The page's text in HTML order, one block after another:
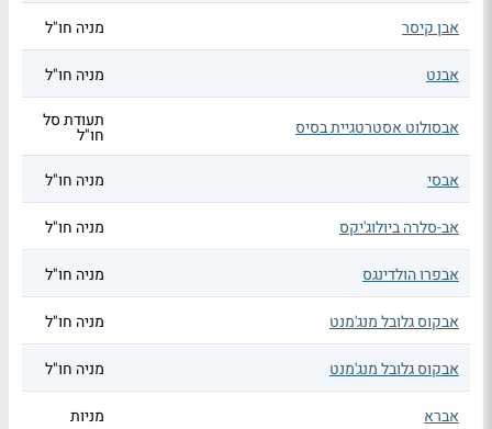
אבן קיסר מניה חו"ל
אבנט מניה חו"ל
אבסולוט אסטרטגיית בסיס תעודת סל
חו"ל
אבסי
מניה חו"ל
אב-סלרה ביולוג'יקס מניה חו"ל
אבפרו הולדינגס מניה חו"ל
אבקוס גלובל מנג'מנט מניה חו"ל
אבקוס גלובל מנג'מנט מניה חו"ל
אברא מניות